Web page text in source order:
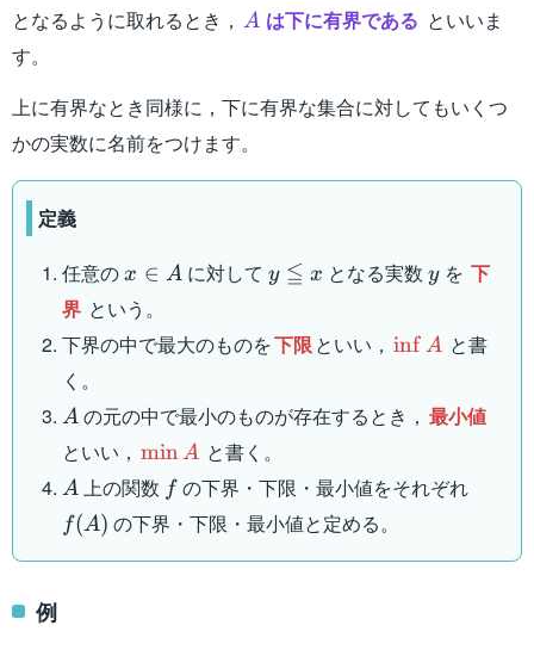
A
x
となるように取れるとき， A
A は下に有界である といいま
す。
上に有界なとき同様に，下に有界な集合に対してもいくつ
かの実数に名前をつけます。
定義
任意のx\in
A
x ∈ Aに対して y
y ≦ x となる実数y
y を 下
界 という。
下界の中で最大のものを下限といい， \inf
inf A と書
く。
A
A の元の中で最小のものが存在するとき， 最小値
といい， \min
A
minA と書く。
A
A 上の関数 ff の下界・下限・最小値をそれぞれ
f(A) の下界・下限・最小値と定める。
例